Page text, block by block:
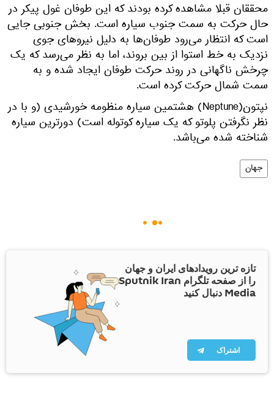
​محققان قبلا مشاهده کرده بودند که این طوفان غول پیکر در
حال حرکت به سمت جنوب سیاره است. بخش جنوبی جایی
است که انتظار می‌رود طوفان‌ها به دلیل نیروهای جوی
نزدیک به خط استوا از بین بروند، اما به نظر می‌رسد که یک
چرخش ناگهانی در روند حرکت طوفان ایجاد شده و به
سمت شمال حرکت کرده است.
نپتون(Neptune) هشتمین سیاره منظومه خورشیدی (و با در
نظر نگرفتن پلوتو که یک سیاره کوتوله است) دورترین سیاره
شناخته شده می‌باشد.
جهان
تازه ترین رویدادهای ایران و جهان
را از صفحه تلگرام Sputnik Iran
Media دنبال کنید
اشتراک